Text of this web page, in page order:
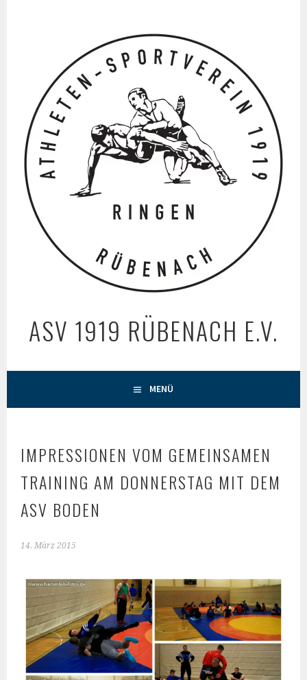
ASV 1919 RÜBENACH E.V.
MENÜ
IMPRESSIONEN VOM GEMEINSAMEN
TRAINING AM DONNERSTAG MIT DEM
ASV BODEN
14. März 2015